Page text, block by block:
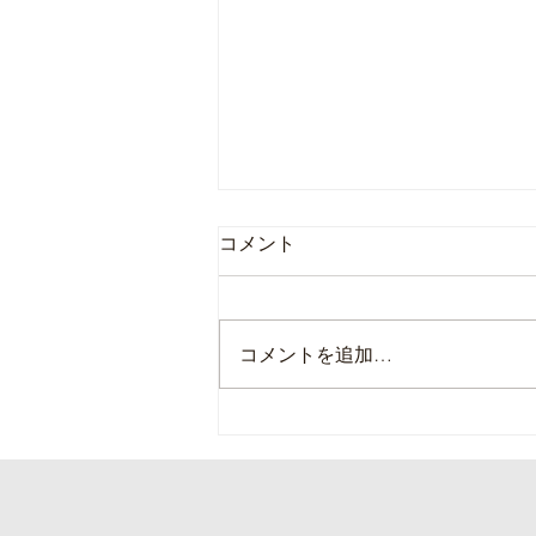
本日の直売所8月6日(木)
コメント
コメントを追加…